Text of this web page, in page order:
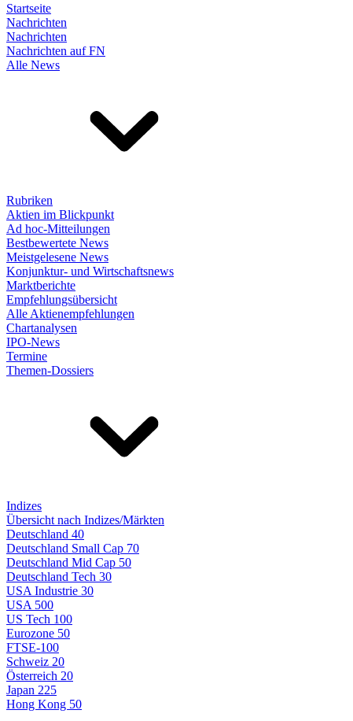
Startseite
Nachrichten
Nachrichten
Nachrichten auf FN
Alle News
Rubriken
Aktien im Blickpunkt
Ad hoc-Mitteilungen
Bestbewertete News
Meistgelesene News
Konjunktur- und Wirtschaftsnews
Marktberichte
Empfehlungsübersicht
Alle Aktienempfehlungen
Chartanalysen
IPO-News
Termine
Themen-Dossiers
Indizes
Übersicht nach Indizes/Märkten
Deutschland 40
Deutschland Small Cap 70
Deutschland Mid Cap 50
Deutschland Tech 30
USA Industrie 30
USA 500
US Tech 100
Eurozone 50
FTSE-100
Schweiz 20
Österreich 20
Japan 225
Hong Kong 50